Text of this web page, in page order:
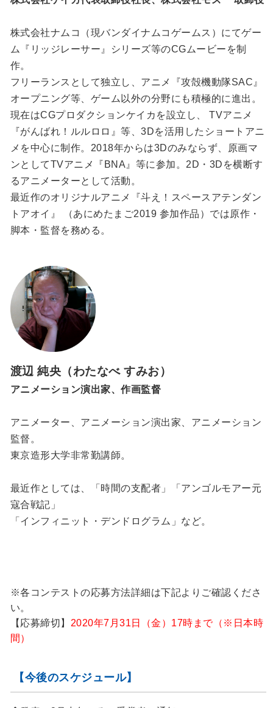
株式会社ナムコ（現バンダイナムコゲームス）にてゲー
ム『リッジレーサー』シリーズ等のCGムービーを制
作。
フリーランスとして独立し、アニメ『攻殻機動隊SAC』
オープニング等、ゲーム以外の分野にも積極的に進出。
現在はCGプロダクションケイカを設立し、 TVアニメ
『がんばれ！ルルロロ』等、3Dを活用したショートアニ
メを中心に制作。2018年からは3Dのみならず、原画マ
ンとしてTVアニメ『BNA』等に参加。2D・3Dを横断す
るアニメーターとして活動。
最近作のオリジナルアニメ『斗え！スペースアテンダン
トアオイ』 （あにめたまご2019 参加作品）では原作・
脚本・監督を務める。
渡辺 純央（わたなべ すみお）
アニメーション演出家、作画監督
アニメーター、アニメーション演出家、アニメーション
監督。
東京造形大学非常勤講師。
最近作としては、「時間の支配者」「アンゴルモアー元
寇合戦記」
「インフィニット・デンドログラム」など。
※各コンテストの応募方法詳細は下記よりご確認くださ
い。
【応募締切】 2020年7月31日（金）17時まで（※日本時
間）
【今後のスケジュール】